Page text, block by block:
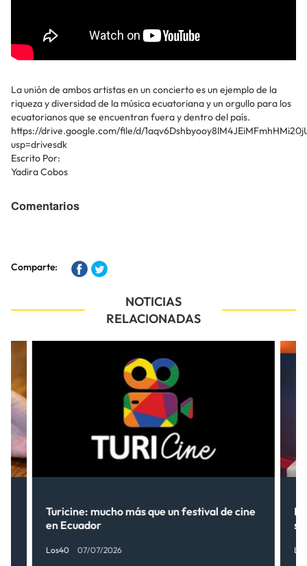
La unión de ambos artistas en un concierto es un ejemplo de la
riqueza y diversidad de la música ecuatoriana y un orgullo para los
ecuatorianos que se encuentran fuera y dentro del país.
https://drive.google.com/file/d/
usp=drivesdk
Escrito Por:
Yadira Cobos
Comentarios
Comparte:
NOTICIAS
RELACIONADAS
Turicine: mucho más que un festival de cine
en Ecuador
Los40 07/07/2026